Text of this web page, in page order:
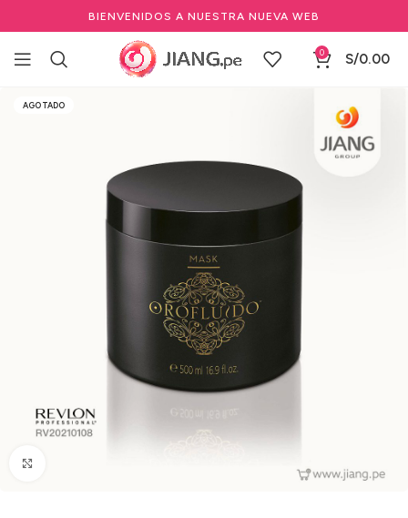
BIENVENIDOS A NUESTRA NUEVA WEB
0 S/0.00
Inicio Salones de Belleza
Cuidado del cabello profesional
AGOTADO